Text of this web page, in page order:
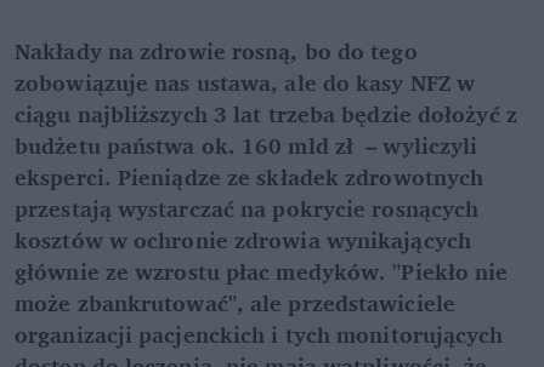
Nakłady na zdrowie rosną, bo do tego
zobowiązuje nas ustawa, ale do kasy NFZ w
ciągu najbliższych 3 lat trzeba będzie dołożyć z
budżetu państwa ok. 160 mld zł  – wyliczyli
eksperci. Pieniądze ze składek zdrowotnych
przestają wystarczać na pokrycie rosnących
kosztów w ochronie zdrowia wynikających
głównie ze wzrostu płac medyków. "Piekło nie
może zbankrutować", ale przedstawiciele
organizacji pacjenckich i tych monitorujących